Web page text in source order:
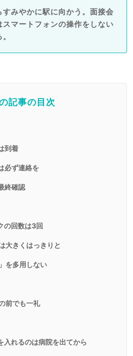
みやかに駅に向かう。面接会
マートフォンの操作をしない
記事の目次
到着
必ず連絡を
終確認
の回数は3回
大きくはっきりと
を多用しない
前でも一礼
入れるのは病院を出てから